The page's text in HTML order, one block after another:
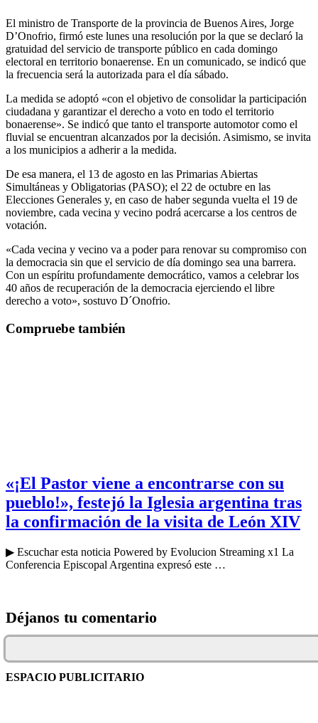
El ministro de Transporte de la provincia de Buenos Aires, Jorge
D’Onofrio, firmó este lunes una resolución por la que se declaró la
gratuidad del servicio de transporte público en cada domingo
electoral en territorio bonaerense. En un comunicado, se indicó que
la frecuencia será la autorizada para el día sábado.
La medida se adoptó «con el objetivo de consolidar la participación
ciudadana y garantizar el derecho a voto en todo el territorio
bonaerense». Se indicó que tanto el transporte automotor como el
fluvial se encuentran alcanzados por la decisión. Asimismo, se invita
a los municipios a adherir a la medida.
De esa manera, el 13 de agosto en las Primarias Abiertas
Simultáneas y Obligatorias (PASO); el 22 de octubre en las
Elecciones Generales y, en caso de haber segunda vuelta el 19 de
noviembre, cada vecina y vecino podrá acercarse a los centros de
votación.
«Cada vecina y vecino va a poder para renovar su compromiso con
la democracia sin que el servicio de día domingo sea una barrera.
Con un espíritu profundamente democrático, vamos a celebrar los
40 años de recuperación de la democracia ejerciendo el libre
derecho a voto», sostuvo D´Onofrio.
Compruebe también
«¡El Pastor viene a encontrarse con su
pueblo!», festejó la Iglesia argentina tras
la confirmación de la visita de León XIV
▶ Escuchar esta noticia Powered by Evolucion Streaming x1 La
Conferencia Episcopal Argentina expresó este …
Déjanos tu comentario
ESPACIO PUBLICITARIO